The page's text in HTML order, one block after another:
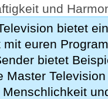
und
bietet
euren
bietet
Master